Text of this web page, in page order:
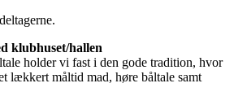
klubhuset/hallen
holder vi fast i den gode tradition, hvor
lækkert måltid mad, høre båltale samt